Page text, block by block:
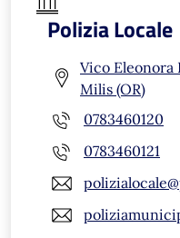
Polizia Locale
Vico Eleonora
Milis (OR)
0783460120
0783460121